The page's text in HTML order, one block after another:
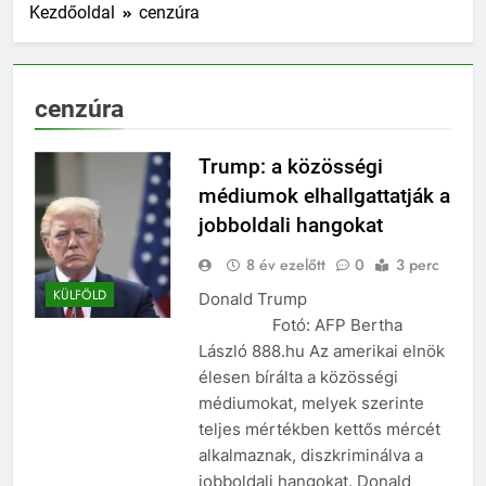
Kezdőoldal cenzúra
cenzúra
KÜLFÖLD
Trump: a közösségi
médiumok elhallgattatják a
jobboldali hangokat
8 év ezelőtt 0 3 perc
Donald Trump
Fotó: AFP Bertha
László 888.hu Az amerikai elnök
élesen bírálta a közösségi
médiumokat, melyek szerinte
teljes mértékben kettős mércét
alkalmaznak, diszkriminálva a
jobboldali hangokat. Donald